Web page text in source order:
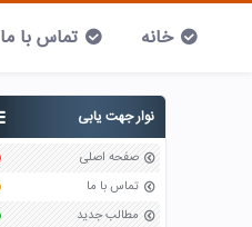
خانه تماس با ما
نوار جهت یابی
صفحه اصلی
تماس با ما
مطالب جدید